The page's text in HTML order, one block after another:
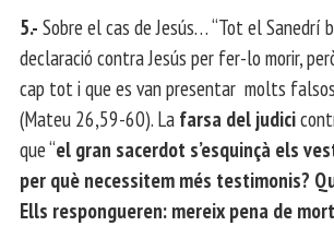
5.- Sobre el cas de Jesús… “Tot el Sanedrí
declaració contra Jesús per fer-lo morir,
cap tot i que es van presentar molts
(Mateu 26,59-60). La farsa del judici
que “el gran sacerdot s’esquinçà els
per què necessitem més testimonis?
Ells respongueren: mereix pena de